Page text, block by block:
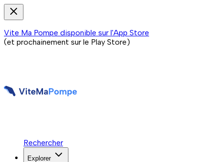
Vite Ma Pompe disponible sur l'App Store
(et prochainement sur le Play Store)
Rechercher
Explorer